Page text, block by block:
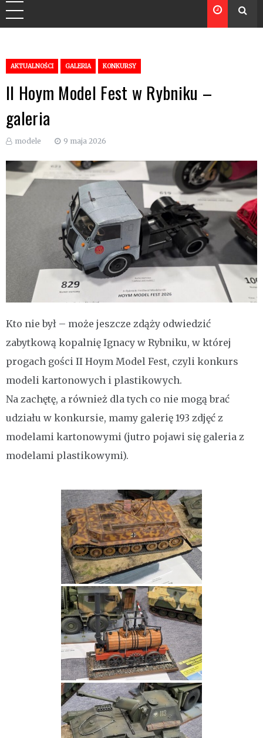
AKTUALNOŚCI GALERIA KONKURSY
II Hoym Model Fest w Rybniku –
galeria
modele 9 maja 2026
Kto nie był – może jeszcze zdąży odwiedzić
zabytkową kopalnię Ignacy w Rybniku, w której
progach gości II Hoym Model Fest, czyli konkurs
modeli kartonowych i plastikowych.
Na zachętę, a również dla tych co nie mogą brać
udziału w konkursie, mamy galerię 193 zdjęć z
modelami kartonowymi (jutro pojawi się galeria z
modelami plastikowymi).